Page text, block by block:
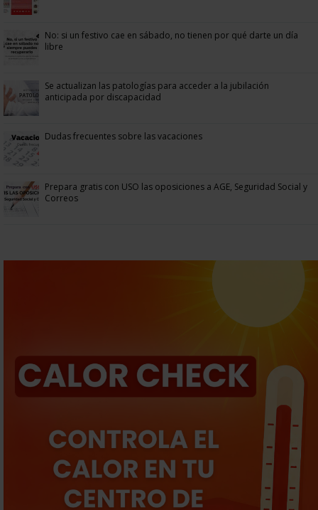
No: si un festivo cae en sábado, no tienen por qué darte un día
libre
Se actualizan las patologías para acceder a la jubilación
anticipada por discapacidad
Dudas frecuentes sobre las vacaciones
Prepara gratis con USO las oposiciones a AGE, Seguridad Social y
Correos